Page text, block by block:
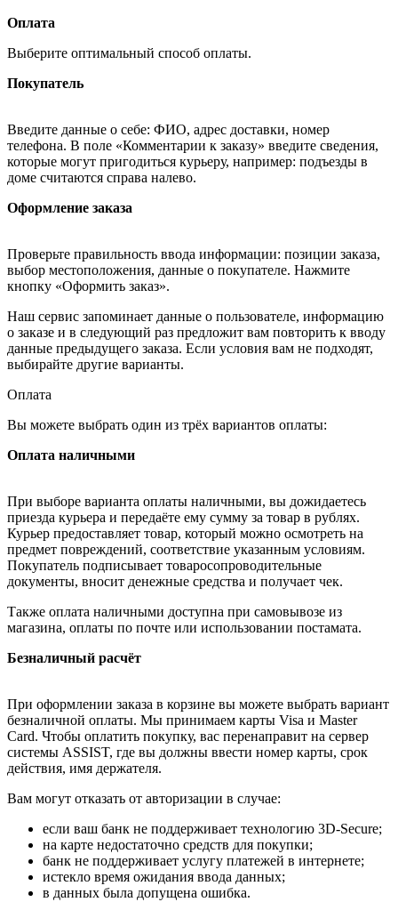
Оплата
Выберите оптимальный способ оплаты.
Покупатель
Введите данные о себе: ФИО, адрес доставки, номер
телефона. В поле «Комментарии к заказу» введите сведения,
которые могут пригодиться курьеру, например: подъезды в
доме считаются справа налево.
Оформление заказа
Проверьте правильность ввода информации: позиции заказа,
выбор местоположения, данные о покупателе. Нажмите
кнопку «Оформить заказ».
Наш сервис запоминает данные о пользователе, информацию
о заказе и в следующий раз предложит вам повторить к вводу
данные предыдущего заказа. Если условия вам не подходят,
выбирайте другие варианты.
Оплата
Вы можете выбрать один из трёх вариантов оплаты:
Оплата наличными
При выборе варианта оплаты наличными, вы дожидаетесь
приезда курьера и передаёте ему сумму за товар в рублях.
Курьер предоставляет товар, который можно осмотреть на
предмет повреждений, соответствие указанным условиям.
Покупатель подписывает товаросопроводительные
документы, вносит денежные средства и получает чек.
Также оплата наличными доступна при самовывозе из
магазина, оплаты по почте или использовании постамата.
Безналичный расчёт
При оформлении заказа в корзине вы можете выбрать вариант
безналичной оплаты. Мы принимаем карты Visa и Master
Card. Чтобы оплатить покупку, вас перенаправит на сервер
системы ASSIST, где вы должны ввести номер карты, срок
действия, имя держателя.
Вам могут отказать от авторизации в случае:
если ваш банк не поддерживает технологию 3D-Secure;
на карте недостаточно средств для покупки;
банк не поддерживает услугу платежей в интернете;
истекло время ожидания ввода данных;
в данных была допущена ошибка.